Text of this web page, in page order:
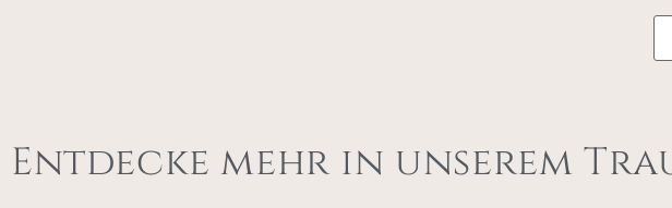
Entdecke mehr in unserem